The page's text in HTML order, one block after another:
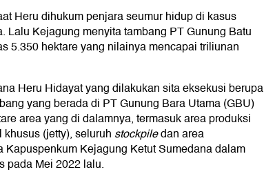
Heru dihukum penjara seumur hidup di kasus
Lalu Kejagung menyita tambang PT Gunung Batu
5.350 hektare yang nilainya mencapai triliunan
Heru Hidayat yang dilakukan sita eksekusi berupa
yang berada di PT Gunung Bara Utama (GBU)
area yang di dalamnya, termasuk area produksi
(jetty), seluruh stockpiledan area
Kapuspenkum Kejagung Ketut Sumedana dalam
pada Mei 2022 lalu.